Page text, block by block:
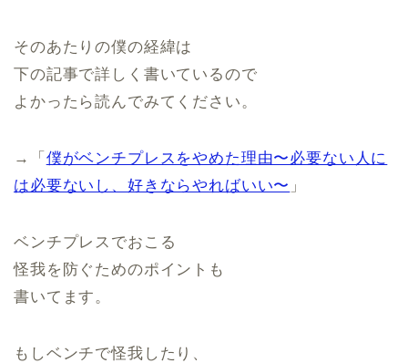
そのあたりの僕の経緯は
下の記事で詳しく書いているので
よかったら読んでみてください。
→「 僕がベンチプレスをやめた理由〜必要ない人に
は必要ないし、好きならやればいい〜 」
ベンチプレスでおこる
怪我を防ぐためのポイントも
書いてます。
もしベンチで怪我したり、